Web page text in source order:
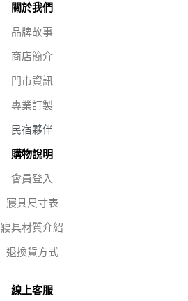
關於我們
品牌故事
商店簡介
門市資訊
專業訂製
民宿夥伴
購物說明
會員登入
寢具尺寸表
寢具材質介紹
退換貨方式
線上客服